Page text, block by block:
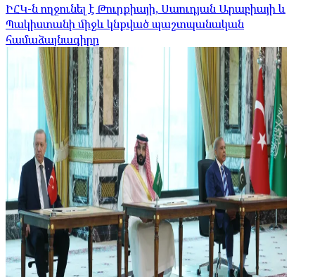
ԻՀԿ-ն ողջունել է Թուրքիայի, Սաուդյան Արաբիայի և
Պակիստանի միջև կնքված պաշտպանական
համաձայնագիրը